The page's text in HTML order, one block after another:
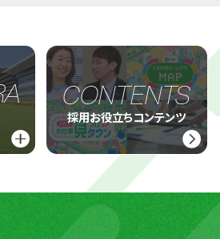
CONTENTS
採用お役立ちコンテンツ